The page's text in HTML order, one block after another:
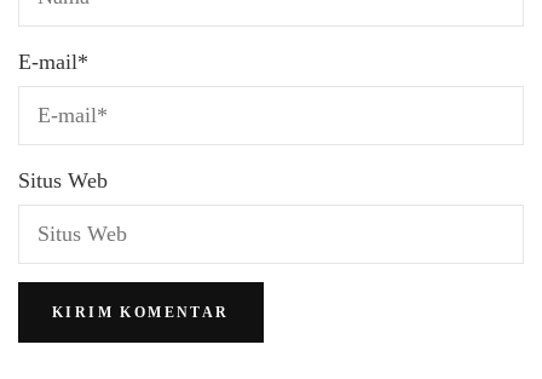
E-mail*
Situs Web